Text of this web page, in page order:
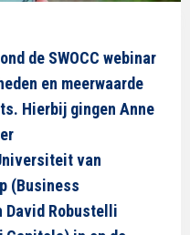
de SWOCC webinar
en meerwaarde
Hierbij gingen Anne
van
(Business
David Robustelli